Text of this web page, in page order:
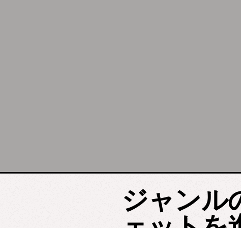
ジャンル